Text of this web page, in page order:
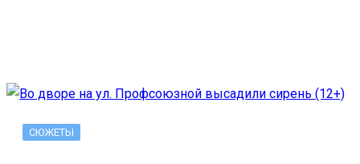
СЮЖЕТЫ